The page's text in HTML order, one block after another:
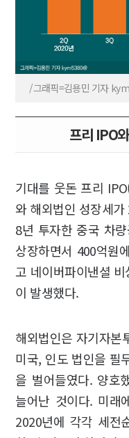
/그래픽=김용민 기자
프리 IPO
기대를 웃돈 프리
와 해외법인 성장세
8년 투자한 중국 차
상장하면서 400억원
고 네이버파이낸셜
이 발생했다.
해외법인은 자기자본
미국, 인도 법인을 필
을 벌어들였다. 양호
늘어난 것이다. 미래
2020년에 각각 세전